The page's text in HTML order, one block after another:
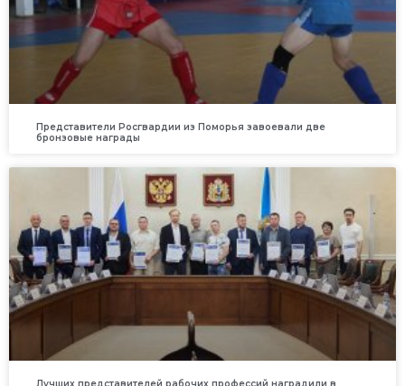
Представители Росгвардии из Поморья завоевали две
бронзовые награды
Лучших представителей рабочих профессий наградили в